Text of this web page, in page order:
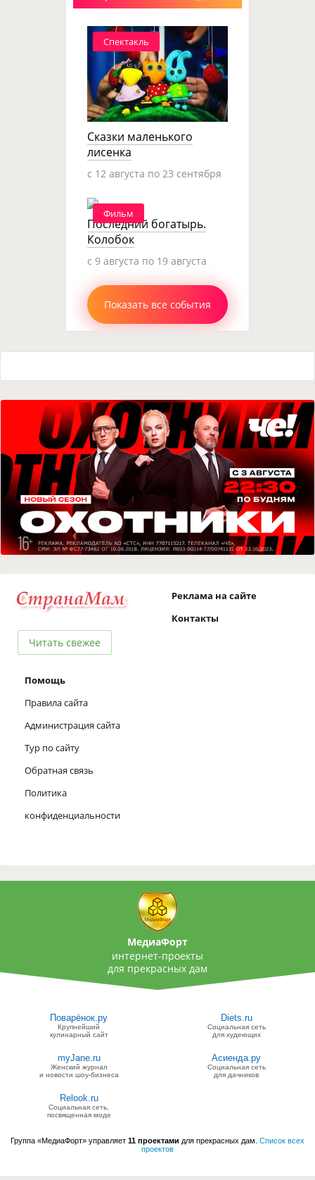
Спектакль
Сказки маленького
лисенка
c 12 августа по 23 сентября
Фильм
Последний богатырь.
Колобок
c 9 августа по 19 августа
Показать все события
Читать свежее
Реклама на сайте
Контакты
Помощь
Правила сайта
Администрация сайта
Тур по сайту
Обратная связь
Политика
конфиденциальности
МедиаФорт
интернет-проекты
для прекрасных дам
Поварёнок.ру
Крупнейший
кулинарный сайт
Diets.ru
Социальная сеть
для худеющих
myJane.ru
Женский журнал
и новости шоу-бизнеса
Асиенда.ру
Социальная сеть
для дачников
Relook.ru
Социальная сеть,
посвященная моде
Группа «МедиаФорт» управляет 11 проектами для прекрасных дам. Список всех
проектов